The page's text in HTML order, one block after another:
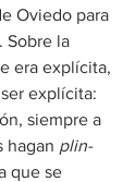
Oviedo para
Sobre la
era explícita,
explícita:
siempre a
hagan plin-
que se